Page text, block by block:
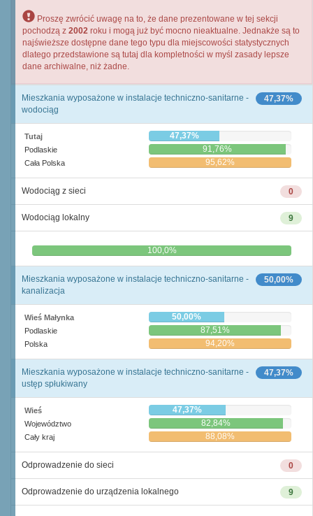
Proszę zwrócić uwagę na to, że dane prezentowane w tej sekcji
pochodzą z 2002 roku i mogą już być mocno nieaktualne. Jednakże są to
najświeższe dostępne dane tego typu dla miejscowości statystycznych
dlatego przedstawione są tutaj dla kompletności w myśl zasady lepsze
dane archiwalne, niż żadne.
47,37%
Mieszkania wyposażone w instalacje techniczno-sanitarne -
wodociąg
Tutaj 47,37%
Podlaskie 91,76%
Cała Polska 95,62%
0
Wodociąg z sieci
9
Wodociąg lokalny
0,0% 100,0%
50,00%
Mieszkania wyposażone w instalacje techniczno-sanitarne -
kanalizacja
Wieś Małynka 50,00%
Podlaskie 87,51%
Polska 94,20%
47,37%
Mieszkania wyposażone w instalacje techniczno-sanitarne -
ustęp spłukiwany
Wieś 47,37%
Województwo 82,84%
Cały kraj 88,08%
0
Odprowadzenie do sieci
9
Odprowadzenie do urządzenia lokalnego